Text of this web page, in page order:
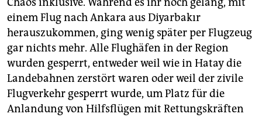
einem Flug nach Ankara aus Diyarbakır
herauszukommen, ging wenig später per Flugzeug
gar nichts mehr. Alle Flughäfen in der Region
wurden gesperrt, entweder weil wie in Hatay die
Landebahnen zerstört waren oder weil der zivile
Flugverkehr gesperrt wurde, um Platz für die
Anlandung von Hilfsflügen mit Rettungskräften